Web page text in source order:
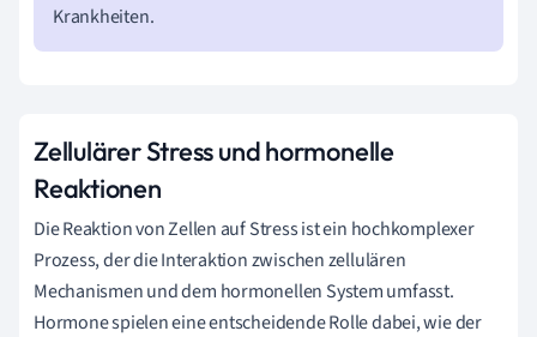
Krankheiten.
Zellulärer Stress und hormonelle
Reaktionen
Die Reaktion von Zellen auf Stress ist ein hochkomplexer
Prozess, der die Interaktion zwischen zellulären
Mechanismen und dem hormonellen System umfasst.
Hormone spielen eine entscheidende Rolle dabei, wie der